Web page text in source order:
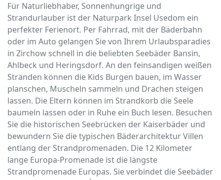
Für Naturliebhaber, Sonnenhungrige und
Strandurlauber ist der Naturpark Insel Usedom ein
perfekter Ferienort. Per Fahrrad, mit der Bäderbahn
oder im Auto gelangen Sie von Ihrem Urlaubsparadies
in Zirchow schnell in die beliebten Seebäder Bansin,
Ahlbeck und Heringsdorf. An den feinsandigen weißen
Stränden können die Kids Burgen bauen, im Wasser
planschen, Muscheln sammeln und Drachen steigen
lassen. Die Eltern können im Strandkorb die Seele
baumeln lassen oder in Ruhe ein Buch lesen. Besuchen
Sie die historischen Seebrücken der Kaiserbäder und
bewundern Sie die typischen Bäderarchitektur Villen
entlang der Strandpromenaden. Die 12 Kilometer
lange Europa-Promenade ist die längste
Strandpromenade Europas. Sie verbindet die Seebäder